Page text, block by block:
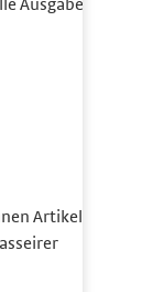
Ausgabe
Artikel